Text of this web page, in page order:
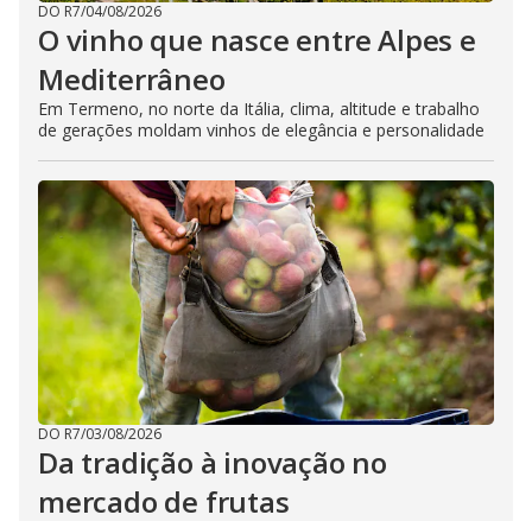
DO R7/04/08/2026
O vinho que nasce entre Alpes e
Mediterrâneo
Em Termeno, no norte da Itália, clima, altitude e trabalho
de gerações moldam vinhos de elegância e personalidade
DO R7/03/08/2026
Da tradição à inovação no
mercado de frutas